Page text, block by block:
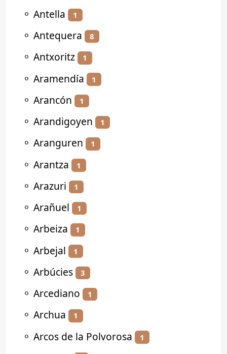
⚬ Antella 1
⚬ Antequera 8
⚬ Antxoritz 1
⚬ Aramendía 1
⚬ Arancón 1
⚬ Arandigoyen 1
⚬ Aranguren 1
⚬ Arantza 1
⚬ Arazuri 1
⚬ Arañuel 1
⚬ Arbeiza 1
⚬ Arbejal 1
⚬ Arbúcies 3
⚬ Arcediano 1
⚬ Archua 1
⚬ Arcos de la Polvorosa 1